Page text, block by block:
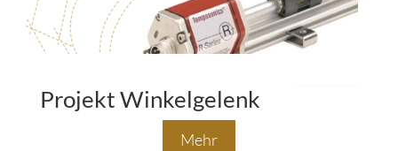
Mehr
Projekt Winkelgelenk